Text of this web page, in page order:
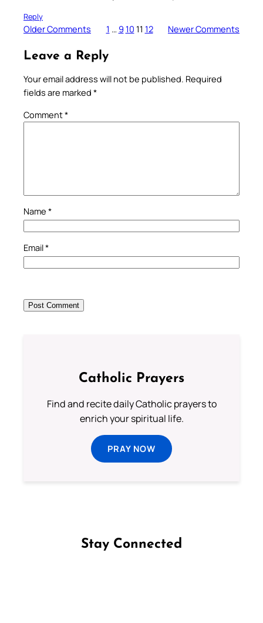
Reply
Older Comments 1 … 9 10 11 12 Newer Comments
Leave a Reply
Your email address will not be published. Required
fields are marked *
Comment*
Name *
Email*
Catholic Prayers
Find and recite daily Catholic prayers to
enrich your spiritual life.
PRAY NOW
Stay Connected